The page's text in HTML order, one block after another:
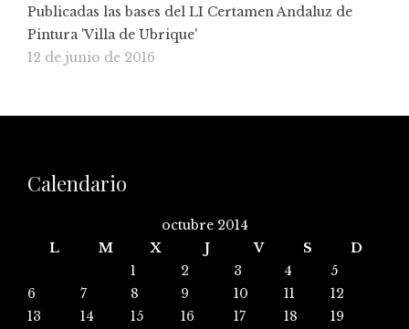
Publicadas las bases del LI Certamen Andaluz de
Pintura 'Villa de Ubrique'
12 de junio de 2016
Calendario
octubre 2014
L
M X J V S
D
1
2 3 4
5
6
7 8 9 10 11
12
13
14 15 16 17 18
19